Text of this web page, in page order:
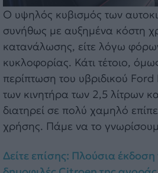
Ο υψηλός κυβισμός των
συνήθως με αυξημένα κόστη
κατανάλωσης, είτε λόγω
κυκλοφορίας. Κάτι τέτοιο,
περίπτωση του υβριδικού
των κινητήρα των 2,5 λίτρων
διατηρεί σε πολύ χαμηλό
χρήσης. Πάμε να το
Δείτε επίσης: Πλούσια έκδοση